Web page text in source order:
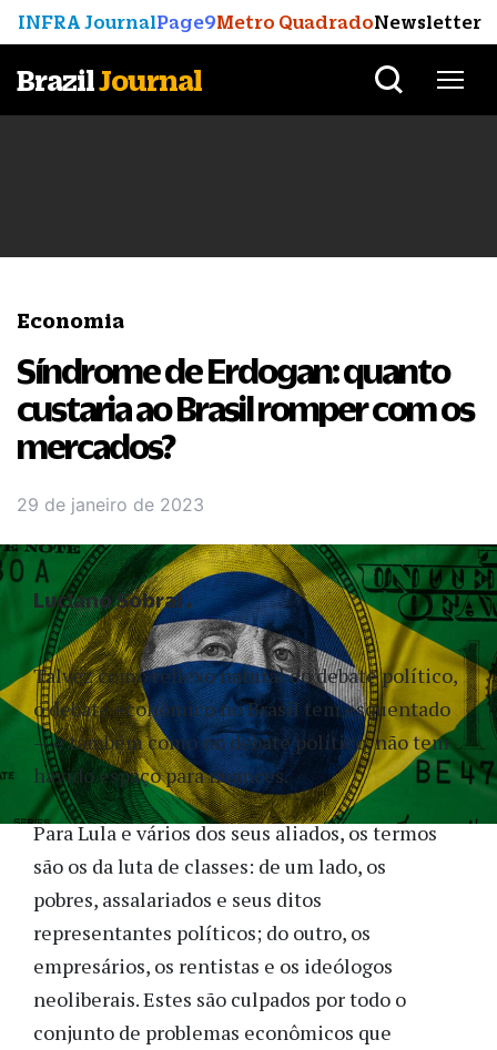
INFRA JournalPage9Metro QuadradoNewsletter
BrazilJournal
Economia
Síndrome de Erdogan: quanto
custaria ao Brasil romper com os
mercados?
29 de janeiro de 2023
Talvez como reflexo natural do debate político,
o debate econômico no Brasil tem esquentado
— e também como no debate político, não tem
havido espaço para nuances.
Para Lula e vários dos seus aliados, os termos
são os da luta de classes: de um lado, os
pobres, assalariados e seus ditos
representantes políticos; do outro, os
empresários, os rentistas e os ideólogos
neoliberais. Estes são culpados por todo o
conjunto de problemas econômicos que
Luciano Sobral